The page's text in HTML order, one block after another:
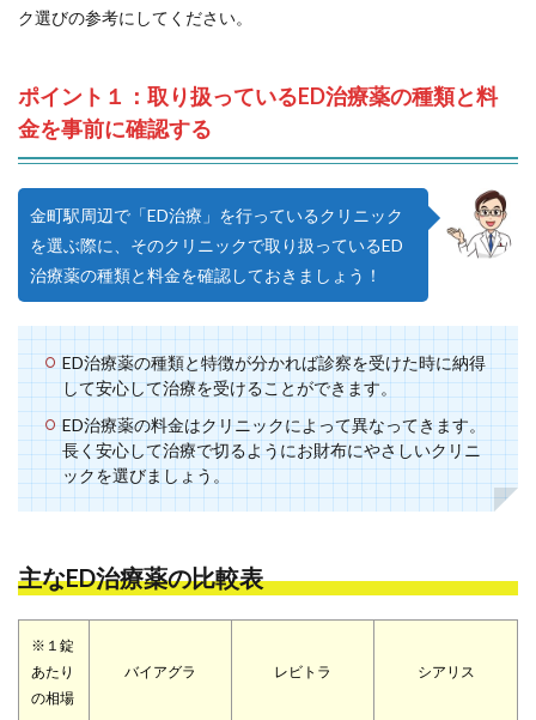
ク選びの参考にしてください。
ポイント１：取り扱っているED治療薬の種類と料
金を事前に確認する
金町駅周辺で「ED治療」を行っているクリニック
を選ぶ際に、そのクリニックで取り扱っているED
治療薬の種類と料金を確認しておきましょう！
ED治療薬の種類と特徴が分かれば診察を受けた時に納得
して安心して治療を受けることができます。
ED治療薬の料金はクリニックによって異なってきます。
長く安心して治療で切るようにお財布にやさしいクリニ
ックを選びましょう。
主なED治療薬の比較表
※１錠
あたり
の相場
バイアグラ レビトラ シアリス